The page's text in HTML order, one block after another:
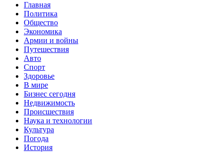
Главная
Политика
Общество
Экономика
Армии и войны
Путешествия
Авто
Спорт
Здоровье
В мире
Бизнес сегодня
Недвижимость
Происшествия
Наука и технологии
Культура
Погода
История